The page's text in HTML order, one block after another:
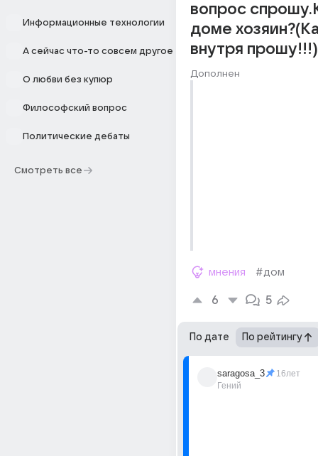
Информационные технологии
А сейчас что-то совсем другое
О любви без купюр
Философский вопрос
Политические дебаты
Смотреть все
вопрос
доме
внутря
Дополнен
мнения #дом
6 5
По дате По рейтингу
saragosa_3
Гений
16лет